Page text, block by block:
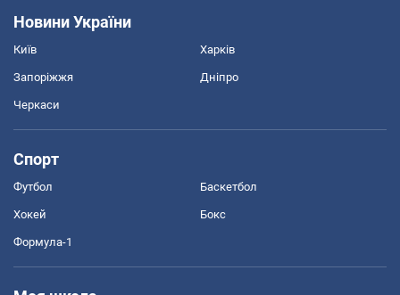
Новини України
Київ Харків
Запоріжжя Дніпро
Черкаси
Спорт
Футбол Баскетбол
Хокей Бокс
Формула-1